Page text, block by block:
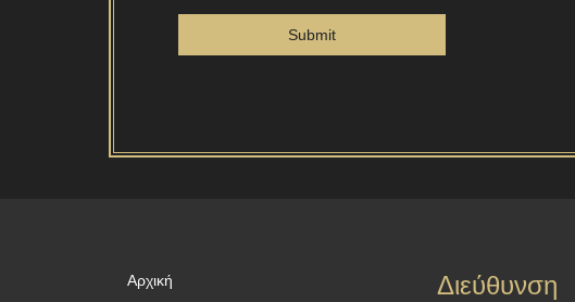
Αρχική Διεύθυνση